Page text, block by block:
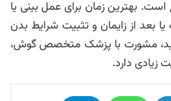
بهترین زمان برای عمل بینی یا
بعد از زایمان و تثبیت شرایط بدن
مشورت با پزشک متخصص گوش،
زیادی دارد.